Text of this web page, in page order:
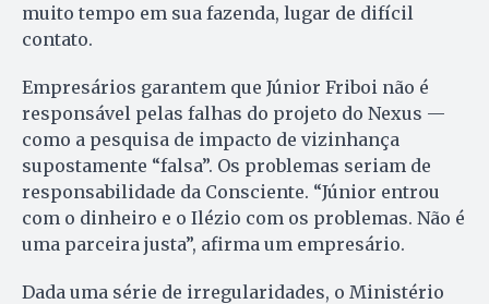
muito tempo em sua fazenda, lugar de difícil
contato.
Empresários garantem que Júnior Friboi não é
responsável pelas falhas do projeto do Nexus —
como a pesquisa de impacto de vizinhança
supostamente “falsa”. Os problemas seriam de
responsabilidade da Consciente. “Júnior entrou
com o dinheiro e o Ilézio com os problemas. Não é
uma parceira justa”, afirma um empresário.
Dada uma série de irregularidades, o Ministério